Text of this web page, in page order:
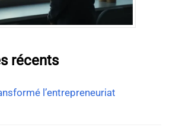
récents
l’entrepreneuriat